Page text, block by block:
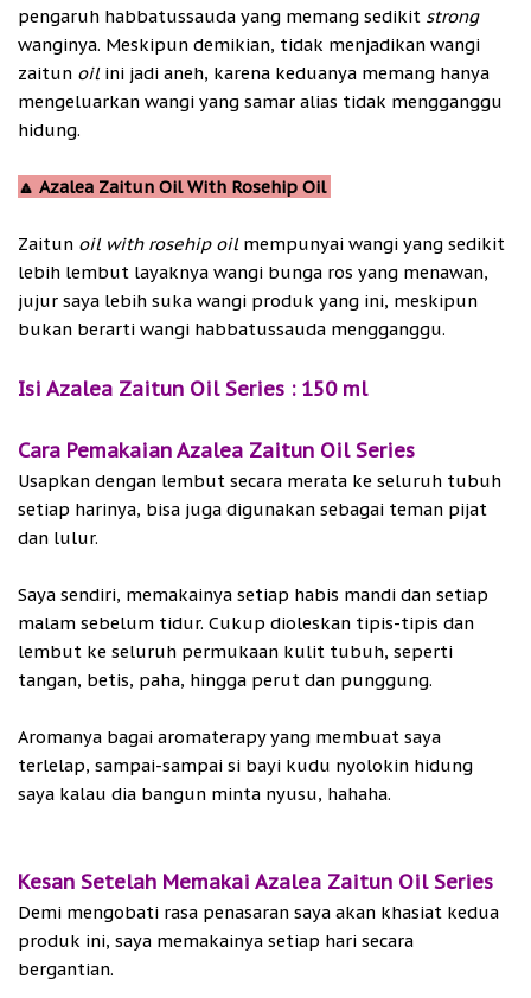
pengaruh habbatussauda yang memang sedikit strong
wanginya. Meskipun demikian, tidak menjadikan wangi
zaitun oil ini jadi aneh, karena keduanya memang hanya
mengeluarkan wangi yang samar alias tidak mengganggu
hidung.
🔼 Azalea Zaitun Oil With Rosehip Oil
Zaitun oil with rosehip oilmempunyai wangi yang sedikit
lebih lembut layaknya wangi bunga ros yang menawan,
jujur saya lebih suka wangi produk yang ini, meskipun
bukan berarti wangi habbatussauda mengganggu.
Isi Azalea Zaitun Oil Series : 150 ml
Cara Pemakaian Azalea Zaitun Oil Series
Usapkan dengan lembut secara merata ke seluruh tubuh
setiap harinya, bisa juga digunakan sebagai teman pijat
dan lulur.
Saya sendiri, memakainya setiap habis mandi dan setiap
malam sebelum tidur. Cukup dioleskan tipis-tipis dan
lembut ke seluruh permukaan kulit tubuh, seperti
tangan, betis, paha, hingga perut dan punggung.
Aromanya bagai aromaterapy yang membuat saya
terlelap, sampai-sampai si bayi kudu nyolokin hidung
saya kalau dia bangun minta nyusu, hahaha.
Kesan Setelah Memakai Azalea Zaitun Oil Series
Demi mengobati rasa penasaran saya akan khasiat kedua
produk ini, saya memakainya setiap hari secara
bergantian.